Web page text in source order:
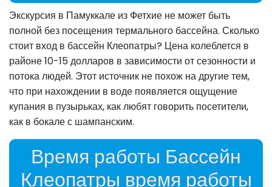
Экскурсия в Памуккале из Фетхие не может быть
полной без посещения термального бассейна. Сколько
стоит вход в бассейн Клеопатры? Цена колеблется в
районе 10-15 долларов в зависимости от сезонности и
потока людей. Этот источник не похож на другие тем,
что при нахождении в воде появляется ощущение
купания в пузырьках, как любят говорить посетители,
как в бокале с шампанским.
Время работы Бассейн
Клеопатры время работы